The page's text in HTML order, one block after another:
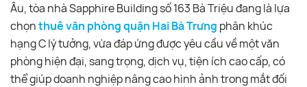
Âu, tòa nhà Sapphire Building số 163 Bà Triệu đang là lựa
chọnthuê văn phòng quận Hai Bà Trưng phân khúc
hạng C lý tưởng, vừa đáp ứng được yêu cầu về một văn
phòng hiện đại, sang trọng, dịch vụ, tiện ích cao cấp, có
thể giúp doanh nghiệp nâng cao hình ảnh trong mắt đối